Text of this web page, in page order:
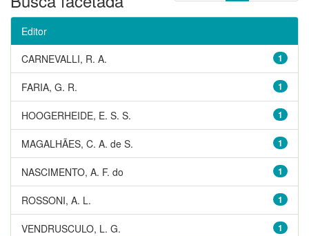
Editor
1
CARNEVALLI, R. A.
1
FARIA, G. R.
1
HOOGERHEIDE, E. S. S.
1
MAGALHÃES, C. A. de S.
1
NASCIMENTO, A. F. do
1
ROSSONI, A. L.
1
VENDRUSCULO, L. G.